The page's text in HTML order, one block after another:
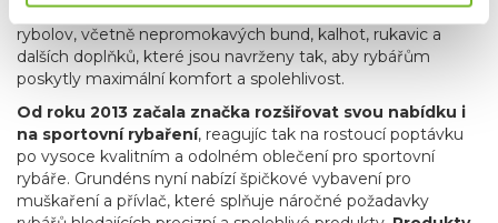
škálu produktů více než sto let oblečení pro komerční
rybolov, včetně nepromokavých bund, kalhot, rukavic a
dalších doplňků, které jsou navrženy tak, aby rybářům
poskytly maximální komfort a spolehlivost.
Od roku 2013 začala značka rozšiřovat svou nabídku i
na sportovní rybaření, reagujíc tak na rostoucí poptávku
po vysoce kvalitním a odolném oblečení pro sportovní
rybáře. Grundéns nyní nabízí špičkové vybavení pro
muškaření a přívlač, které splňuje náročné požadavky